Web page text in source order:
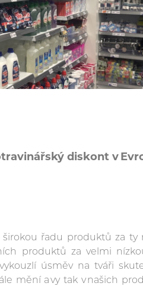
diskont v
řadu produktů za ty
produktů za velmi
úsměv na tváři
mění a vy tak v našich